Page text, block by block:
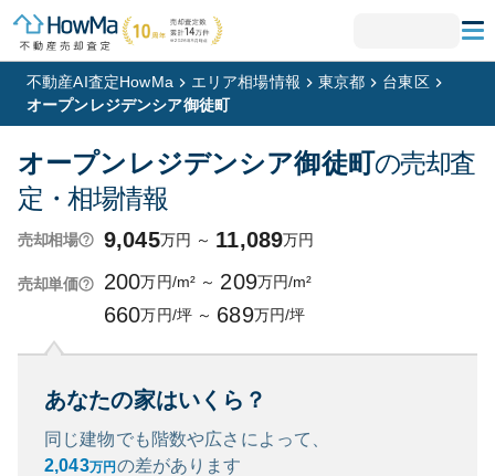
不動産AI査定HowMa エリア相場情報 東京都
台東区
オープンレジデンシア御徒町
オープンレジデンシア御徒町の売却査
定・相場情報
売却相場 9,045万円 ～ 11,089万円
売却単価 200万円/m² ～ 209万円/m²
660万円/坪 ～ 689万円/坪
あなたの家はいくら？
同じ建物でも階数や広さによって、
2,043万円 の差があります